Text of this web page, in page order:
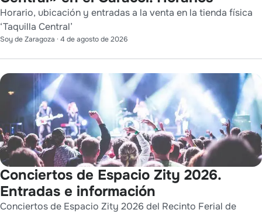
Horario, ubicación y entradas a la venta en la tienda física
‘Taquilla Central’
Soy de Zaragoza · 4 de agosto de 2026
Conciertos de Espacio Zity 2026.
Entradas e información
Conciertos de Espacio Zity 2026 del Recinto Ferial de